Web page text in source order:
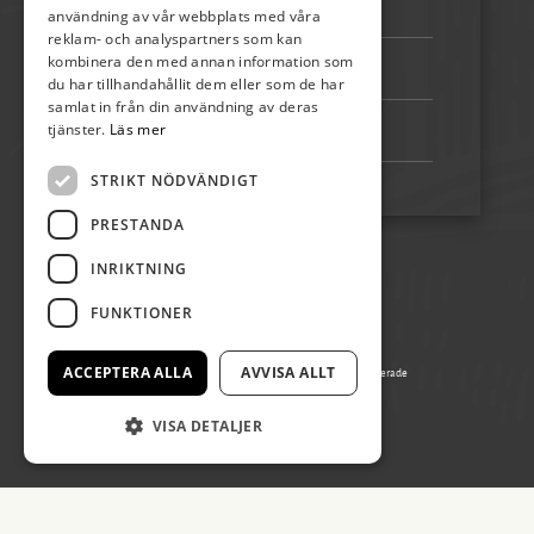
072-507 80 50
Bankgiro: 5192-4348
Swish: 123 222 02 67
© Copyright 2026 Påskön Öland, alla rättigheter reserverade
Producerad av Gota Media Brand Studio
användning av vår webbplats med våra
reklam- och analyspartners som kan
kombinera den med annan information som
du har tillhandahållit dem eller som de har
samlat in från din användning av deras
tjänster. Läs mer
STRIKT NÖDVÄNDIGT
PRESTANDA
INRIKTNING
FUNKTIONER
ACCEPTERA ALLA AVVISA ALLT
VISA DETALJER